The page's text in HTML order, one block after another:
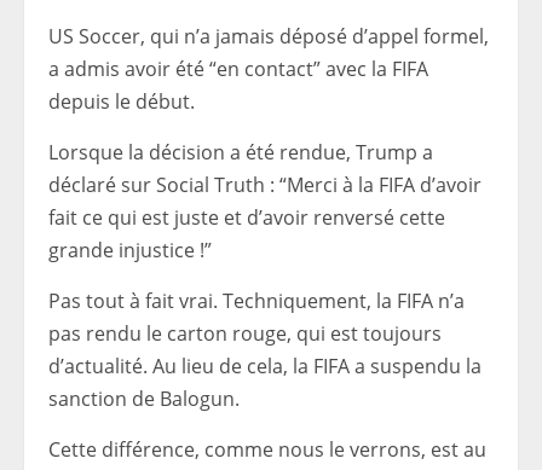
US Soccer, qui n’a jamais déposé d’appel formel,
a admis avoir été “en contact” avec la FIFA
depuis le début.
Lorsque la décision a été rendue, Trump a
déclaré sur Social Truth : “Merci à la FIFA d’avoir
fait ce qui est juste et d’avoir renversé cette
grande injustice !”
Pas tout à fait vrai. Techniquement, la FIFA n’a
pas rendu le carton rouge, qui est toujours
d’actualité. Au lieu de cela, la FIFA a suspendu la
sanction de Balogun.
Cette différence, comme nous le verrons, est au